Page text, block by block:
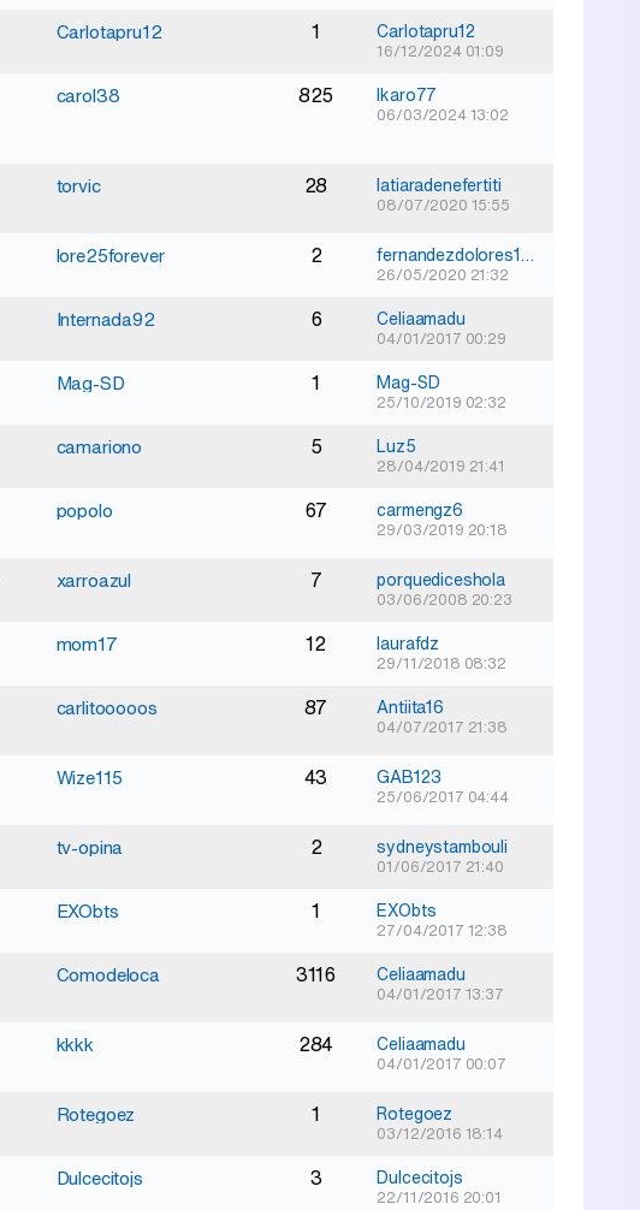
Carlotapru12 1 Carlotapru12
16/12/2024 01:09
carol38 825 Ikaro77
06/03/2024 13:02
torvic 28 latiaradenefertiti
08/07/2020 15:55
lore25forever 2 fernandezdolores1994
26/05/2020 21:32
Internada92 6 Celiaamadu
04/01/2017 00:29
Mag-SD 1 Mag-SD
25/10/2019 02:32
camariono 5 Luz5
28/04/2019 21:41
popolo 67 carmengz6
29/03/2019 20:18
xarroazul 7 porquediceshola
03/06/2008 20:23
mom17 12 laurafdz
29/11/2018 08:32
carlitooooos 87 Antiita16
04/07/2017 21:38
Wize115 43 GAB123
25/06/2017 04:44
tv-opina 2 sydneystambouli
01/06/2017 21:40
EXObts 1 EXObts
27/04/2017 12:38
Comodeloca 3116 Celiaamadu
04/01/2017 13:37
kkkk 284 Celiaamadu
04/01/2017 00:07
Rotegoez 1 Rotegoez
03/12/2016 18:14
Dulcecitojs 3 Dulcecitojs
22/11/2016 20:01